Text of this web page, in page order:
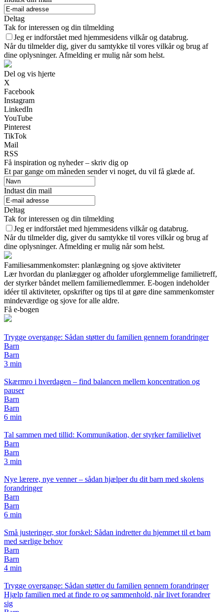
Deltag
Tak for interessen og din tilmelding
Jeg er indforstået med hjemmesidens vilkår og databrug.
Når du tilmelder dig, giver du samtykke til vores vilkår og brug af
dine oplysninger. Afmelding er mulig når som helst.
Del og vis hjerte
X
Facebook
Instagram
LinkedIn
YouTube
Pinterest
TikTok
Mail
RSS
Få inspiration og nyheder – skriv dig op
Et par gange om måneden sender vi noget, du vil få glæde af.
Indtast din mail
Deltag
Tak for interessen og din tilmelding
Jeg er indforstået med hjemmesidens vilkår og databrug.
Når du tilmelder dig, giver du samtykke til vores vilkår og brug af
dine oplysninger. Afmelding er mulig når som helst.
Familiesammenkomster: planlægning og sjove aktiviteter
Lær hvordan du planlægger og afholder uforglemmelige familietreff,
der styrker båndet mellem familiemedlemmer. E-bogen indeholder
idéer til aktiviteter, opskrifter og tips til at gøre dine sammenkomster
mindeværdige og sjove for alle aldre.
Få e-bogen
Trygge overgange: Sådan støtter du familien gennem forandringer
Barn
Barn
3 min
Skærmro i hverdagen – find balancen mellem koncentration og
pauser
Barn
Barn
6 min
Tal sammen med tillid: Kommunikation, der styrker familielivet
Barn
Barn
3 min
Nye lærere, nye venner – sådan hjælper du dit barn med skolens
forandringer
Barn
Barn
6 min
Små justeringer, stor forskel: Sådan indretter du hjemmet til et barn
med særlige behov
Barn
Barn
4 min
Trygge overgange: Sådan støtter du familien gennem forandringer
Hjælp familien med at finde ro og sammenhold, når livet forandrer
sig